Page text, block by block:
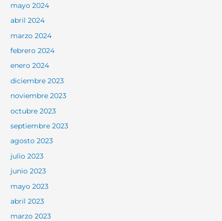
mayo 2024
abril 2024
marzo 2024
febrero 2024
enero 2024
diciembre 2023
noviembre 2023
octubre 2023
septiembre 2023
agosto 2023
julio 2023
junio 2023
mayo 2023
abril 2023
marzo 2023